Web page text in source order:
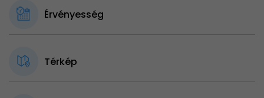
Érvényesség
Térkép